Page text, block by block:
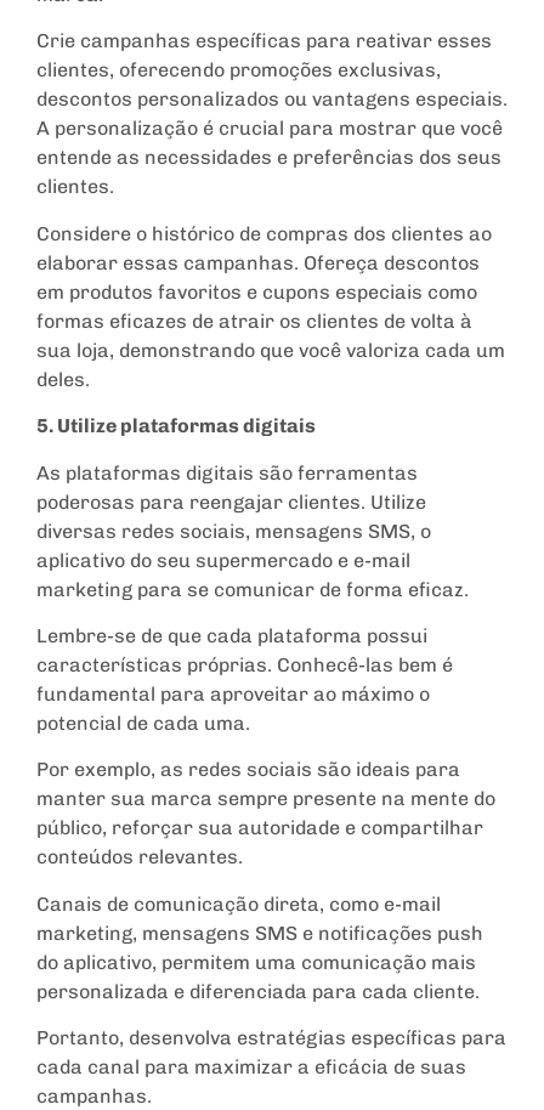
Crie campanhas específicas para reativar esses
clientes, oferecendo promoções exclusivas,
descontos personalizados ou vantagens especiais.
A personalização é crucial para mostrar que você
entende as necessidades e preferências dos seus
clientes.
Considere o histórico de compras dos clientes ao
elaborar essas campanhas. Ofereça descontos
em produtos favoritos e cupons especiais como
formas eficazes de atrair os clientes de volta à
sua loja, demonstrando que você valoriza cada um
deles.
5. Utilize plataformas digitais
As plataformas digitais são ferramentas
poderosas para reengajar clientes. Utilize
diversas redes sociais, mensagens SMS, o
aplicativo do seu supermercado e e-mail
marketing para se comunicar de forma eficaz.
Lembre-se de que cada plataforma possui
características próprias. Conhecê-las bem é
fundamental para aproveitar ao máximo o
potencial de cada uma.
Por exemplo, as redes sociais são ideais para
manter sua marca sempre presente na mente do
público, reforçar sua autoridade e compartilhar
conteúdos relevantes.
Canais de comunicação direta, como e-mail
marketing, mensagens SMS e notificações push
do aplicativo, permitem uma comunicação mais
personalizada e diferenciada para cada cliente.
Portanto, desenvolva estratégias específicas para
cada canal para maximizar a eficácia de suas
campanhas.